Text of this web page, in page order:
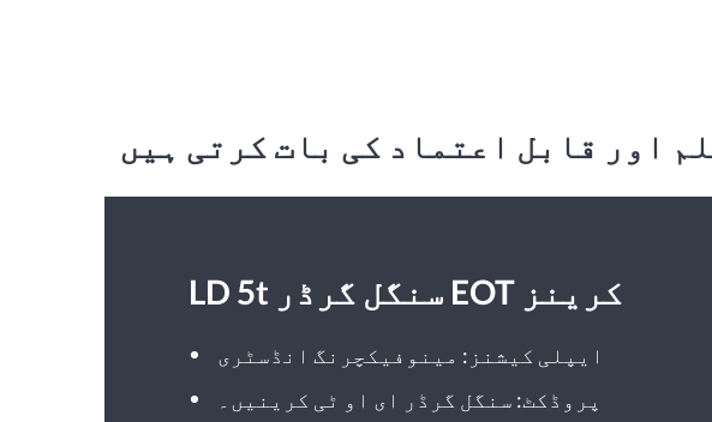
LD 5t سنگل گرڈر EOT کرینز
ایپلی کیشنز: مینوفیکچرنگ انڈسٹری
پروڈکٹ: سنگل گرڈر ای او ٹی کرینیں۔